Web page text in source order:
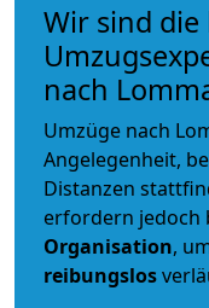
Wir sind die
nach
Umzüge nach
Angelegenheit,
Distanzen
erfordern jedoch
Organisation,
reibungslos